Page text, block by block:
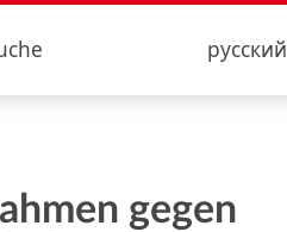
русский
gegen